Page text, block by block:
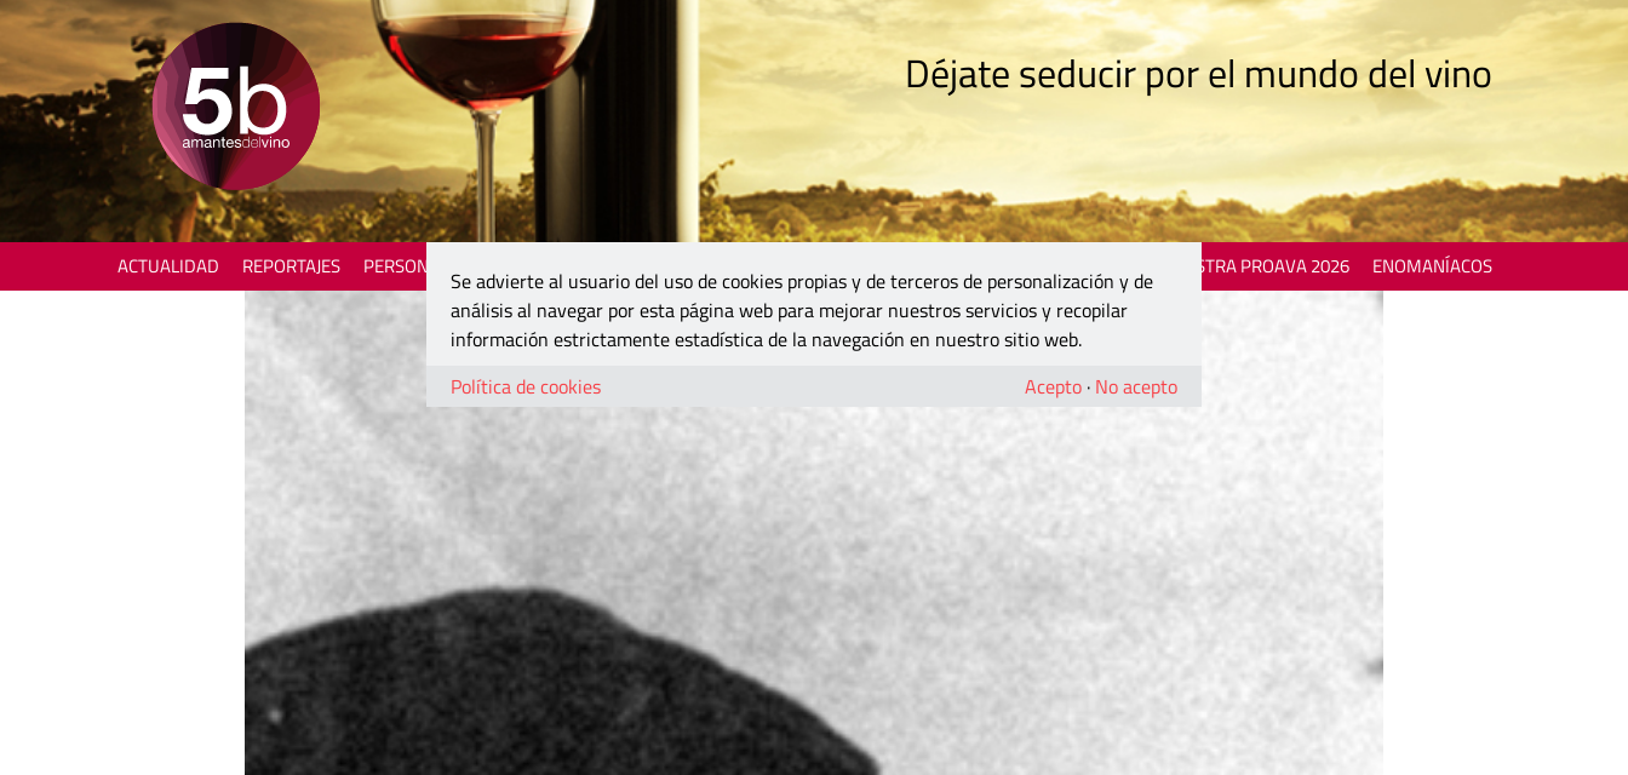
Déjate seducir por el mundo del vino
ACTUALIDAD REPORTAJES PERSONAJES MOSTRA PROAVA 2026 ENOMANÍACOS
Se advierte al usuario del uso de cookies propias y de terceros de personalización y de
análisis al navegar por esta página web para mejorar nuestros servicios y recopilar
información estrictamente estadística de la navegación en nuestro sitio web.
Política de cookies
Acepto · No acepto